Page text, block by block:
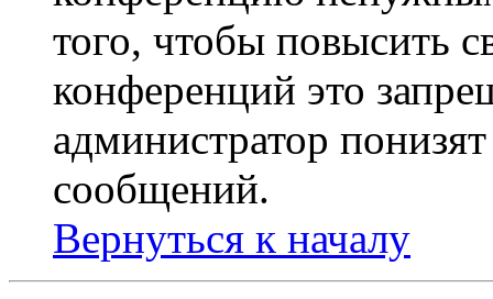
того, чтобы повысить
конференций это
администратор
сообщений.
Вернуться к началу